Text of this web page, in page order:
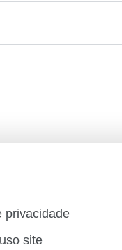
privacidade
site